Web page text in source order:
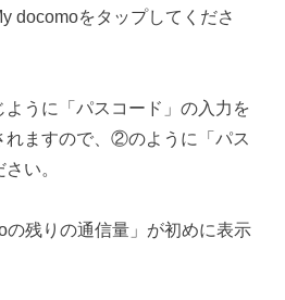
docomoをタップしてくださ
うに「パスコード」の入力を
れますので、②のように「パス
い。
の残りの通信量」が初めに表示